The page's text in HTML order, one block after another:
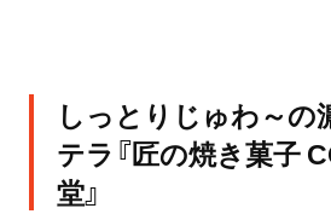
しっとりじゅわ～の
テラ『匠の焼き菓子
堂』